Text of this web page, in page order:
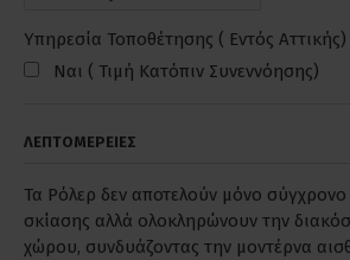
Υπηρεσία Τοποθέτησης ( Εντός Αττικής)
Ναι ( Τιμή Κατόπιν Συνεννόησης)
ΛΕΠΤΟΜΕΡΕΙΕΣ
Τα Ρόλερ δεν αποτελούν μόνο
σκίασης αλλά ολοκληρώνουν την
χώρου, συνδυάζοντας την μοντέρνα